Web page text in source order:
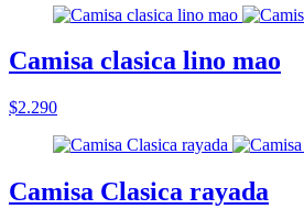
Camisa clasica lino mao
$2.290
Camisa Clasica rayada